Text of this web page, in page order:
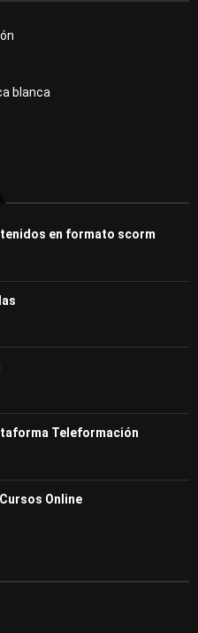
blanca
en formato scorm
Teleformación
Online